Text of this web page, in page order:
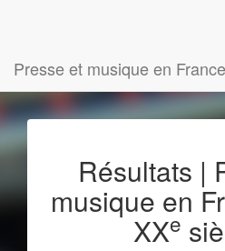
Presse et musique en
Résultats |
musique en
XXe